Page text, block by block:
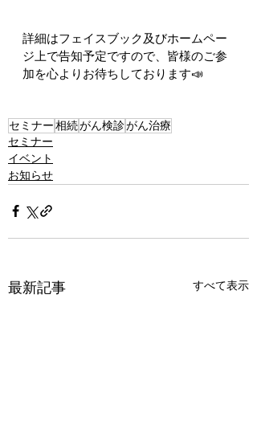
詳細はフェイスブック及びホームペー
ジ上で告知予定ですので、皆様のご参
加を心よりお待ちしております📣
セミナー相続がん検診がん治療
セミナー
イベント
お知らせ
最新記事 すべて表示